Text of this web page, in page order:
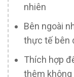
nhiên
Bên ngoài
thực tế bên
Thích hợp
thêm không